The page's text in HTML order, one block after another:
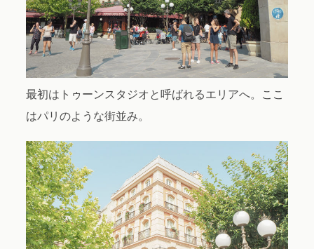
最初はトゥーンスタジオと呼ばれるエリアへ。ここ
はパリのような街並み。